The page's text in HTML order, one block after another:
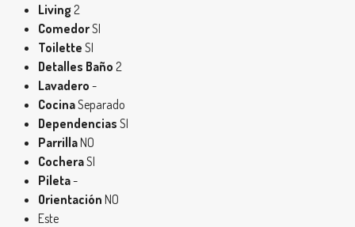
Living2
ComedorSI
Toilette SI
Detalles Baño 2
Lavadero -
CocinaSeparado
Dependencias SI
ParrillaNO
CocheraSI
Pileta-
Orientación NO
Este